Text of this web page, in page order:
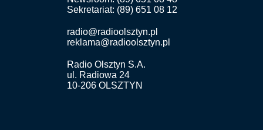
Sekretariat: (89) 651 08 12
radio@radioolsztyn.pl
reklama@radioolsztyn.pl
Radio Olsztyn S.A.
ul. Radiowa 24
10-206 OLSZTYN